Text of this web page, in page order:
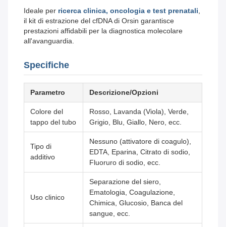
Ideale per ricerca clinica, oncologia e test prenatali,
il kit di estrazione del cfDNA di Orsin garantisce
prestazioni affidabili per la diagnostica molecolare
all'avanguardia.
Specifiche
Parametro Descrizione/Opzioni
Colore del
tappo del tubo
Rosso, Lavanda (Viola), Verde,
Grigio, Blu, Giallo, Nero, ecc.
Tipo di
additivo
Nessuno (attivatore di coagulo),
EDTA, Eparina, Citrato di sodio,
Fluoruro di sodio, ecc.
Uso clinico
Separazione del siero,
Ematologia, Coagulazione,
Chimica, Glucosio, Banca del
sangue, ecc.